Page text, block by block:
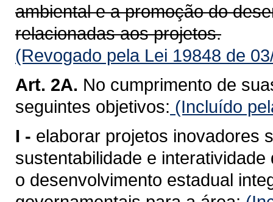
ambiental e a promoção do
relacionadas aos projetos.
(Revogado pela Lei 19848 de
Art. 2A. No cumprimento de
seguintes objetivos: (Incluído
I - elaborar projetos inovadores
sustentabilidade e
o desenvolvimento estadual